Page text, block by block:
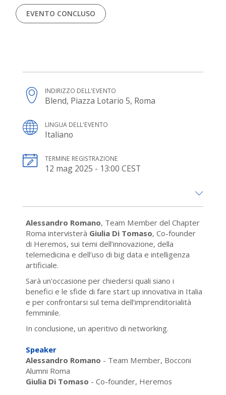
EVENTO CONCLUSO
INDIRIZZO DELL'EVENTO
Blend, Piazza Lotario 5, Roma
LINGUA DELL'EVENTO
Italiano
TERMINE REGISTRAZIONE
12 mag 2025 - 13:00 CEST
Alessandro Romano, Team Member del Chapter
Roma intervisterà Giulia Di Tomaso, Co-founder
di Heremos, sui temi dell’innovazione, della
telemedicina e dell’uso di big data e intelligenza
artificiale.
Sarà un'occasione per chiedersi quali siano i
benefici e le sfide di fare start up innovativa in Italia
e per confrontarsi sul tema dell’imprenditorialità
femminile.
In conclusione, un aperitivo di networking.
Speaker
Alessandro Romano - Team Member, Bocconi
Alumni Roma
Giulia Di Tomaso - Co-founder, Heremos